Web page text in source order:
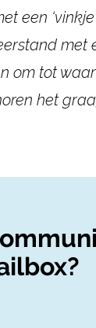
een
met
om tot
het